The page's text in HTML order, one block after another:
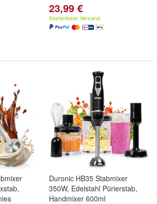
23,99 €
Kostenloser Versand
Duronic HB35 Stabmixer
350W, Edelstahl Pürierstab,
Handmixer 600ml